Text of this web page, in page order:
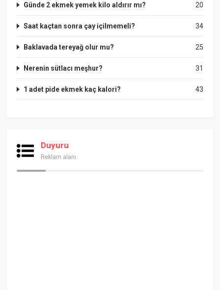
20
Günde 2 ekmek yemek kilo aldırır mı?
34
Saat kaçtan sonra çay içilmemeli?
25
Baklavada tereyağ olur mu?
31
Nerenin sütlacı meşhur?
43
1 adet pide ekmek kaç kalori?
Duyuru
Reklam alanı